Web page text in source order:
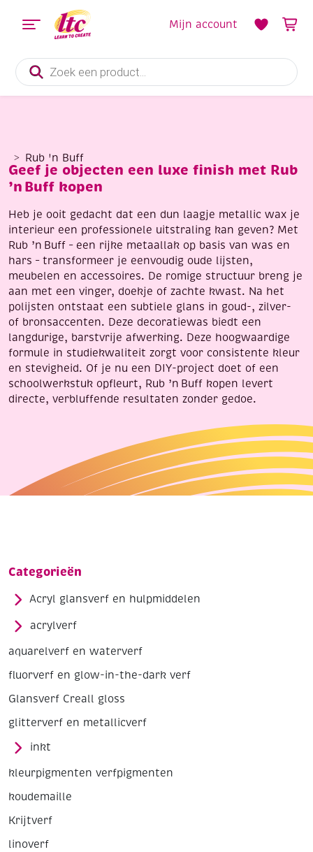
Producten
zoeken
Mijn account
Rub 'n Buff
Geef je objecten een luxe finish met Rub
’n Buff kopen
Heb je ooit gedacht dat een dun laagje metallic wax je
interieur een professionele uitstraling kan geven? Met
Rub ’n Buff – een rijke metaallak op basis van was en
hars – transformeer je eenvoudig oude lijsten,
meubelen en accessoires. De romige structuur breng je
aan met een vinger, doekje of zachte kwast. Na het
polijsten ontstaat een subtiele glans in goud-, zilver-
of bronsaccenten. Deze decoratiewas biedt een
langdurige, barstvrije afwerking. Deze hoogwaardige
formule in studiekwaliteit zorgt voor consistente kleur
en stevigheid. Of je nu een DIY-project doet of een
schoolwerkstuk opfleurt, Rub ’n Buff kopen levert
directe, verbluffende resultaten zonder gedoe.
Categorieën
Acryl glansverf en hulpmiddelen
acrylverf
aquarelverf en waterverf
fluorverf en glow-in-the-dark verf
Glansverf Creall gloss
glitterverf en metallicverf
inkt
kleurpigmenten verfpigmenten
koudemaille
Krijtverf
linoverf